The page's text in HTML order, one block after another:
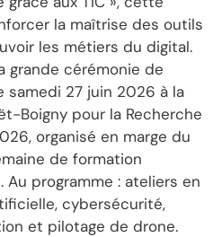
la maîtrise des outils
les métiers du digital.
grande cérémonie de
samedi 27 juin 2026 à la
Boigny pour la Recherche
organisé en marge du
de formation
programme : ateliers en
cybersécurité,
et pilotage de drone.